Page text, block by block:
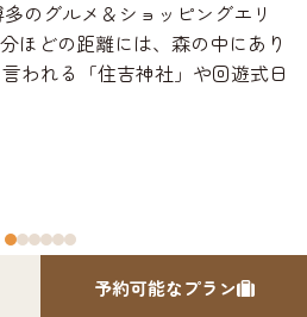
多のグルメ＆ショッピングエリ
ほどの距離には、森の中にあり
われる「住吉神社」や回遊式日
予約可能なプラン